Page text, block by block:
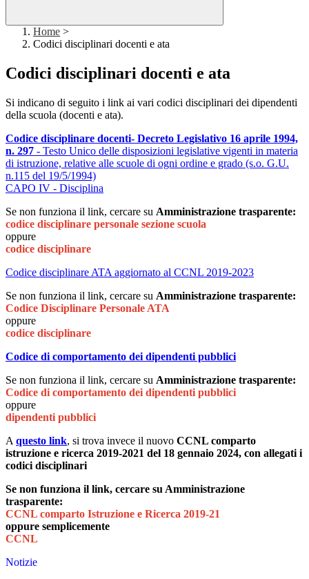
Home >
Codici disciplinari docenti e ata
Codici disciplinari docenti e ata
Si indicano di seguito i link ai vari codici disciplinari dei dipendenti
della scuola (docenti e ata).
Codice disciplinare docenti- Decreto Legislativo 16 aprile 1994,
n. 297 - Testo Unico delle disposizioni legislative vigenti in materia
di istruzione, relative alle scuole di ogni ordine e grado (s.o. G.U.
n.115 del 19/5/1994)
CAPO IV - Disciplina
Se non funziona il link, cercare su Amministrazione trasparente:
codice disciplinare personale sezione scuola
oppure
codice disciplinare
Codice disciplinare ATA aggiornato al CCNL 2019-2023
Se non funziona il link, cercare su Amministrazione trasparente:
Codice Disciplinare Personale ATA
oppure
codice disciplinare
Codice di comportamento dei dipendenti pubblici
Se non funziona il link, cercare su Amministrazione trasparente:
Codice di comportamento dei dipendenti pubblici
oppure
dipendenti pubblici
A questo link, si trova invece il nuovo CCNL comparto
istruzione e ricerca 2019-2021 del 18 gennaio 2024, con allegati i
codici disciplinari
Se non funziona il link, cercare su Amministrazione
trasparente:
CCNL comparto Istruzione e Ricerca 2019-21
oppure semplicemente
CCNL
Notizie